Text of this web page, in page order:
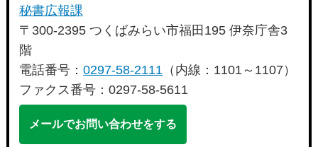
秘書広報課
〒300-2395 つくばみらい市福田195 伊奈庁舎3
階
電話番号：0297-58-2111 （内線：1101～1107）
ファクス番号：0297-58-5611
メールでお問い合わせをする